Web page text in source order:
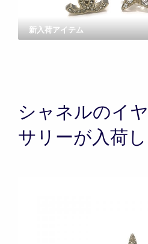
新入荷アイテム
シャネルのイ
サリーが入荷